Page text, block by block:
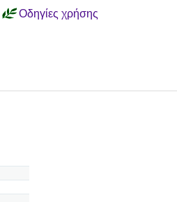
Οδηγίες χρήσης